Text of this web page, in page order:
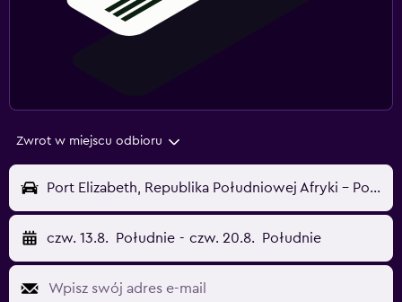
Zwrot w miejscu odbioru
Port Elizabeth, Republika Południowej Afryki - Port Elizabeth (PLZ)
czw. 13.8. Południe - czw. 20.8. Południe